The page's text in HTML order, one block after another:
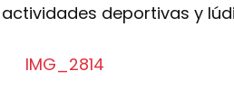
deportivas y